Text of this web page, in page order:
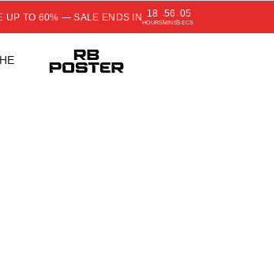
UP TO 60% — SALE ENDS IN 18
HOURS:56
MINS:04
SECS
RB POSTER